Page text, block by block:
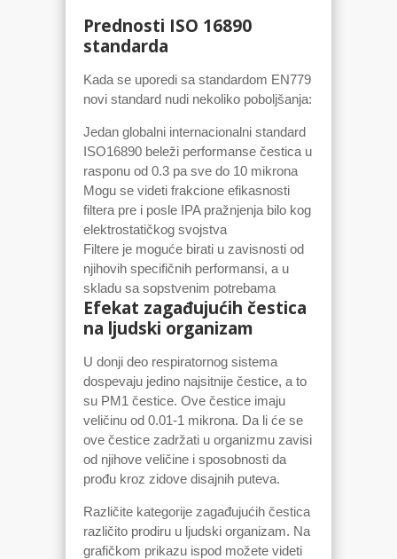
Prednosti ISO 16890
standarda
Kada se uporedi sa standardom EN779
novi standard nudi nekoliko poboljšanja:
Jedan globalni internacionalni standard
ISO16890 beleži performanse čestica u
rasponu od 0.3 pa sve do 10 mikrona
Mogu se videti frakcione efikasnosti
filtera pre i posle IPA pražnjenja bilo kog
elektrostatičkog svojstva
Filtere je moguće birati u zavisnosti od
njihovih specifičnih performansi, a u
skladu sa sopstvenim potrebama
Efekat zagađujućih čestica
na ljudski organizam
U donji deo respiratornog sistema
dospevaju jedino najsitnije čestice, a to
su PM1 čestice. Ove čestice imaju
veličinu od 0.01-1 mikrona. Da li će se
ove čestice zadržati u organizmu zavisi
od njihove veličine i sposobnosti da
prođu kroz zidove disajnih puteva.
Različite kategorije zagađujućih čestica
različito prodiru u ljudski organizam. Na
grafičkom prikazu ispod možete videti